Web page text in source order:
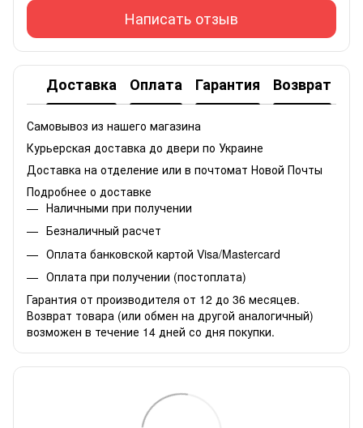
Написать отзыв
Доставка Оплата Гарантия Возврат
Самовывоз из нашего магазина
Курьерская доставка до двери по Украине
Доставка на отделение или в почтомат Новой Почты
Подробнее о доставке
Наличными при получении
Безналичный расчет
Оплата банковской картой Visa/Mastercard
Оплата при получении (постоплата)
Гарантия от производителя от 12 до 36 месяцев.
Возврат товара (или обмен на другой аналогичный)
возможен в течение 14 дней со дня покупки.